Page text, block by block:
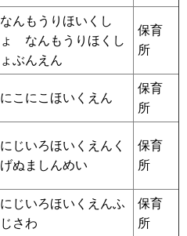
なんもうりほいくし
ょ なんもうりほくし
ょぶんえん
保育
所
にこにこほいくえん
保育
所
にじいろほいくえんく
げぬましんめい
保育
所
にじいろほいくえんふ
じさわ
保育
所